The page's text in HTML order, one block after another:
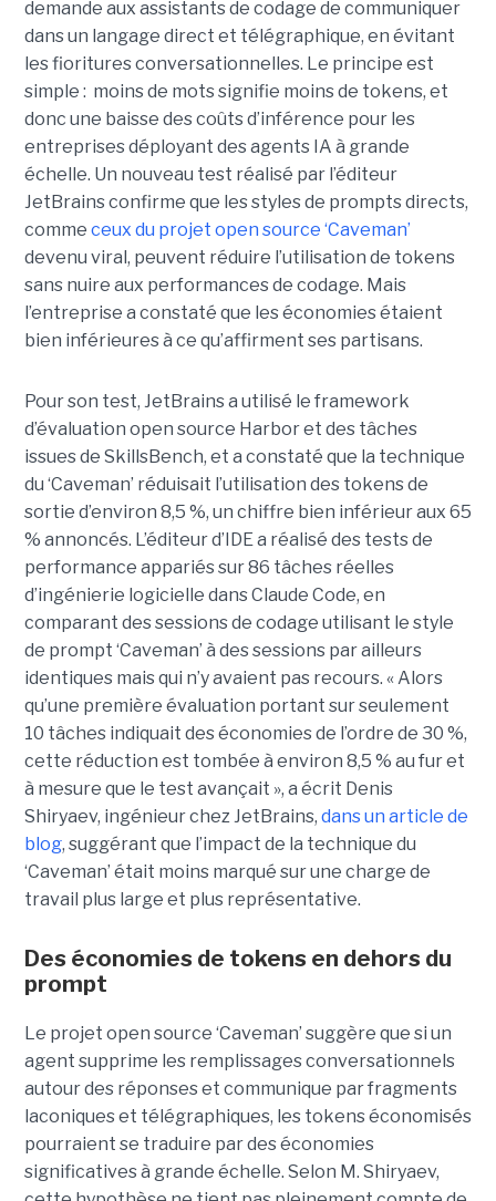
demande aux assistants de codage de communiquer
dans un langage direct et télégraphique, en évitant
les fioritures conversationnelles. Le principe est
simple : moins de mots signifie moins de tokens, et
donc une baisse des coûts d’inférence pour les
entreprises déployant des agents IA à grande
échelle. Un nouveau test réalisé par l’éditeur
JetBrains confirme que les styles de prompts directs,
comme ceux du projet open source ‘Caveman’
devenu viral, peuvent réduire l’utilisation de tokens
sans nuire aux performances de codage. Mais
l’entreprise a constaté que les économies étaient
bien inférieures à ce qu’affirment ses partisans.
Pour son test, JetBrains a utilisé le framework
d’évaluation open source Harbor et des tâches
issues de SkillsBench, et a constaté que la technique
du ‘Caveman’ réduisait l’utilisation des tokens de
sortie d’environ 8,5 %, un chiffre bien inférieur aux 65
% annoncés. L’éditeur d’IDE a réalisé des tests de
performance appariés sur 86 tâches réelles
d’ingénierie logicielle dans Claude Code, en
comparant des sessions de codage utilisant le style
de prompt ‘Caveman’ à des sessions par ailleurs
identiques mais qui n’y avaient pas recours. « Alors
qu’une première évaluation portant sur seulement
10 tâches indiquait des économies de l’ordre de 30 %,
cette réduction est tombée à environ 8,5 % au fur et
à mesure que le test avançait », a écrit Denis
Shiryaev, ingénieur chez JetBrains, dans un article de
blog, suggérant que l’impact de la technique du
‘Caveman’ était moins marqué sur une charge de
travail plus large et plus représentative.
Des économies de tokens en dehors du
prompt
Le projet open source ‘Caveman’ suggère que si un
agent supprime les remplissages conversationnels
autour des réponses et communique par fragments
laconiques et télégraphiques, les tokens économisés
pourraient se traduire par des économies
significatives à grande échelle. Selon M. Shiryaev,